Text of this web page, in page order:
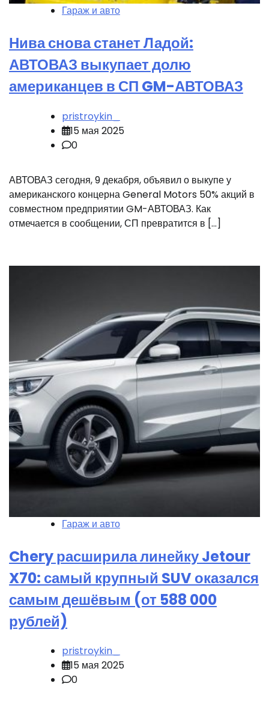
Гараж и авто
Нива снова станет Ладой:
АВТОВАЗ выкупает долю
американцев в СП GM-АВТОВАЗ
pristroykin_
15 мая 2025
0
АВТОВАЗ сегодня, 9 декабря, объявил о выкупе у
американского концерна General Motors 50% акций в
совместном предприятии GM-АВТОВАЗ. Как
отмечается в сообщении, СП превратится в […]
Гараж и авто
Chery расширила линейку Jetour
X70: самый крупный SUV оказался
самым дешёвым (от 588 000
рублей)
pristroykin_
15 мая 2025
0